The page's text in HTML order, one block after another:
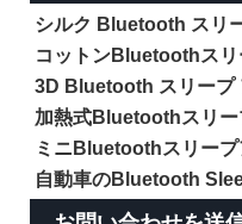
シルク Bluetooth スリ
コットンBluetoothスリ
3D Bluetooth スリープ
加熱式Bluetoothスリー
ミニBluetoothスリープ
自動車のBluetooth